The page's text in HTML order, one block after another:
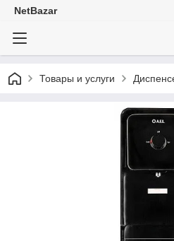
NetBazar
Товары и услуги